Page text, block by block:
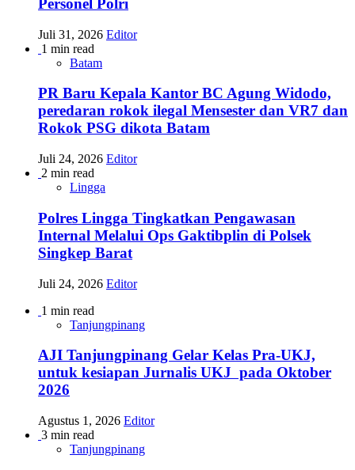
Personel Polri
Juli 31, 2026 Editor
1 min read
Batam
PR Baru Kepala Kantor BC Agung Widodo,
peredaran rokok ilegal Mensester dan VR7 dan
Rokok PSG dikota Batam
Juli 24, 2026 Editor
2 min read
Lingga
Polres Lingga Tingkatkan Pengawasan
Internal Melalui Ops Gaktibplin di Polsek
Singkep Barat
Juli 24, 2026 Editor
1 min read
Tanjungpinang
AJI Tanjungpinang Gelar Kelas Pra-UKJ,
untuk kesiapan Jurnalis UKJ pada Oktober
2026
Agustus 1, 2026 Editor
3 min read
Tanjungpinang